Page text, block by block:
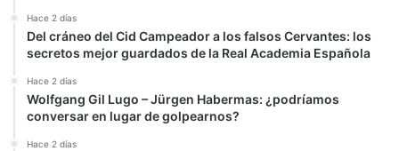
Hace 2 días
Del cráneo del Cid Campeador a los falsos Cervantes: los
secretos mejor guardados de la Real Academia Española
Hace 2 días
Wolfgang Gil Lugo – Jürgen Habermas: ¿podríamos
conversar en lugar de golpearnos?
Hace 2 días